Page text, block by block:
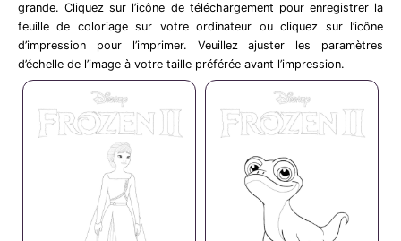
grande. Cliquez sur l’icône de téléchargement pour enregistrer la
feuille de coloriage sur votre ordinateur ou cliquez sur l’icône
d’impression pour l’imprimer. Veuillez ajuster les paramètres
d’échelle de l’image à votre taille préférée avant l’impression.